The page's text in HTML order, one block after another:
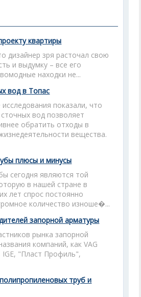
квартиры
дизайнер зря расточал свою
и выдумку – все его
находки не...
вод в Топас
показали, что
вод позволяет
обратить отходы в
вещества.
плюсы и минусы
сегодня являются той
в нашей стране в
лет спрос постоянно
количество изноше�...
запорной арматуры
рынка запорной
компаний, как VAG
IGE, "Пласт Профиль",
труб и